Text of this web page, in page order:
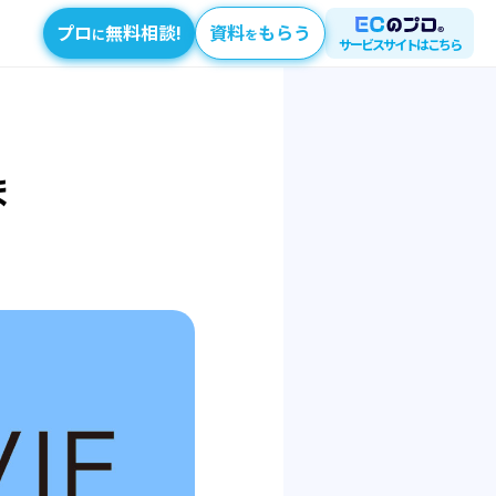
プロに無料相談! 資料をもらう サービスサイトはこちら